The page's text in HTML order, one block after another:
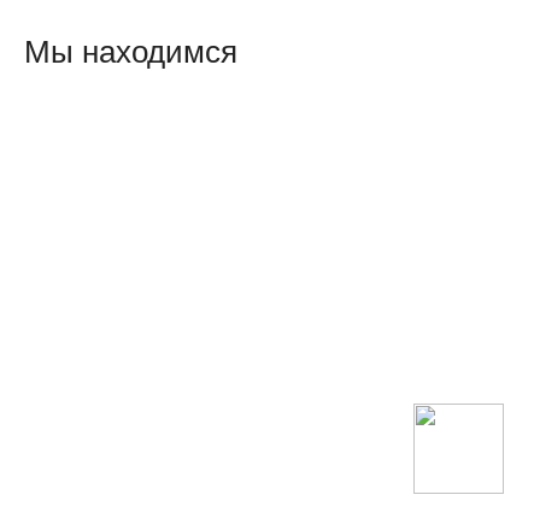
Мы находимся